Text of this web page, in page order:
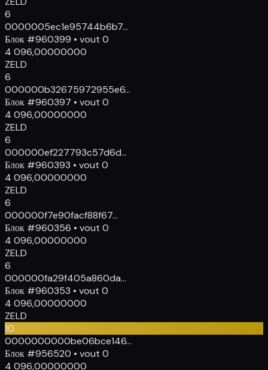
6
0000005ec1e95744b6b7...
Блок #960399 • vout 0
4 096,00000000
ZELD
6
000000b32675972955e6...
Блок #960397 • vout 0
4 096,00000000
ZELD
6
000000ef227793c57d6d...
Блок #960393 • vout 0
4 096,00000000
ZELD
6
000000f7e90facf88f67...
Блок #960356 • vout 0
4 096,00000000
ZELD
6
000000fa29f405a860da...
Блок #960353 • vout 0
4 096,00000000
ZELD
10
0000000000be06bce146...
Блок #956520 • vout 0
4 096,00000000